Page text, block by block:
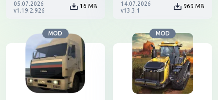
05.07.2026
v1.19.2.926
16 MB
14.07.2026
v13.3.1
969 MB
MOD MOD